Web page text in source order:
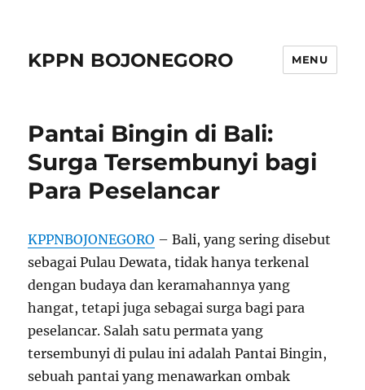
KPPN BOJONEGORO MENU
Pantai Bingin di Bali:
Surga Tersembunyi bagi
Para Peselancar
KPPNBOJONEGORO – Bali, yang sering disebut
sebagai Pulau Dewata, tidak hanya terkenal
dengan budaya dan keramahannya yang
hangat, tetapi juga sebagai surga bagi para
peselancar. Salah satu permata yang
tersembunyi di pulau ini adalah Pantai Bingin,
sebuah pantai yang menawarkan ombak